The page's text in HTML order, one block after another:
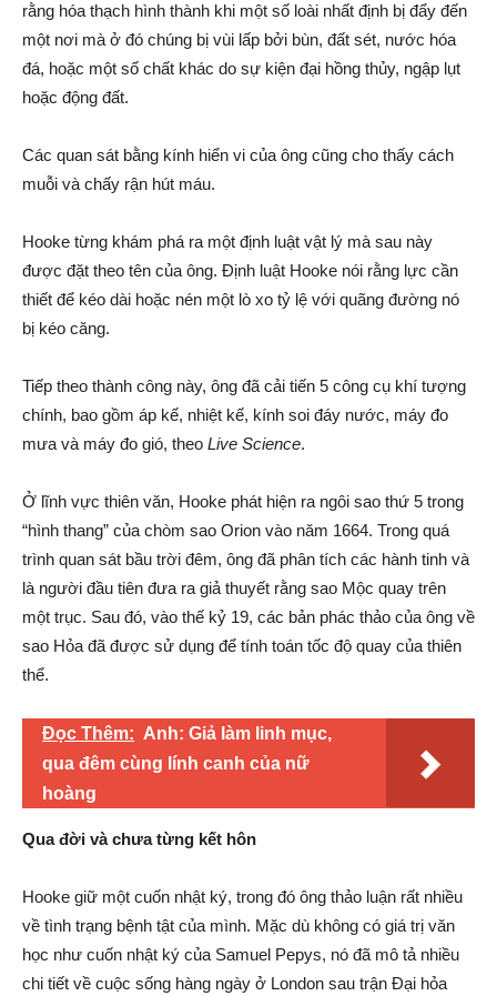
rằng hóa thạch hình thành khi một số loài nhất định bị đẩy đến
một nơi mà ở đó chúng bị vùi lấp bởi bùn, đất sét, nước hóa
đá, hoặc một số chất khác do sự kiện đại hồng thủy, ngập lụt
hoặc động đất.
Các quan sát bằng kính hiển vi của ông cũng cho thấy cách
muỗi và chấy rận hút máu.
Hooke từng khám phá ra một định luật vật lý mà sau này
được đặt theo tên của ông. Định luật Hooke nói rằng lực cần
thiết để kéo dài hoặc nén một lò xo tỷ lệ với quãng đường nó
bị kéo căng.
Tiếp theo thành công này, ông đã cải tiến 5 công cụ khí tượng
chính, bao gồm áp kế, nhiệt kế, kính soi đáy nước, máy đo
mưa và máy đo gió, theo Live Science.
Ở lĩnh vực thiên văn, Hooke phát hiện ra ngôi sao thứ 5 trong
“hình thang” của chòm sao Orion vào năm 1664. Trong quá
trình quan sát bầu trời đêm, ông đã phân tích các hành tinh và
là người đầu tiên đưa ra giả thuyết rằng sao Mộc quay trên
một trục. Sau đó, vào thế kỷ 19, các bản phác thảo của ông về
sao Hỏa đã được sử dụng để tính toán tốc độ quay của thiên
thể.
Đọc Thêm: Anh: Giả làm linh mục,
qua đêm cùng lính canh của nữ
hoàng
Qua đời và chưa từng kết hôn
Hooke giữ một cuốn nhật ký, trong đó ông thảo luận rất nhiều
về tình trạng bệnh tật của mình. Mặc dù không có giá trị văn
học như cuốn nhật ký của Samuel Pepys, nó đã mô tả nhiều
chi tiết về cuộc sống hàng ngày ở London sau trận Đại hỏa